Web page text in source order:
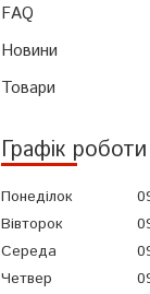
FAQ
Новини
Товари
Графік роботи
Понеділок
Вівторок
Середа
Четвер